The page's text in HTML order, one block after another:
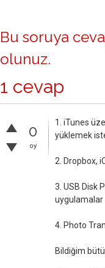
Bu soruya
olunuz.
1 cevap
0
oy
1. iTunes
yüklemek
2. Dropbox,
3. USB Disk
uygulamalar
4. Photo
Bildiğim